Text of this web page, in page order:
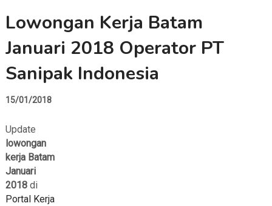
Lowongan Kerja Batam
Januari 2018 Operator PT
Sanipak Indonesia
15/01/2018
Update
lowongan
kerja Batam
Januari
2018di
Portal Kerja